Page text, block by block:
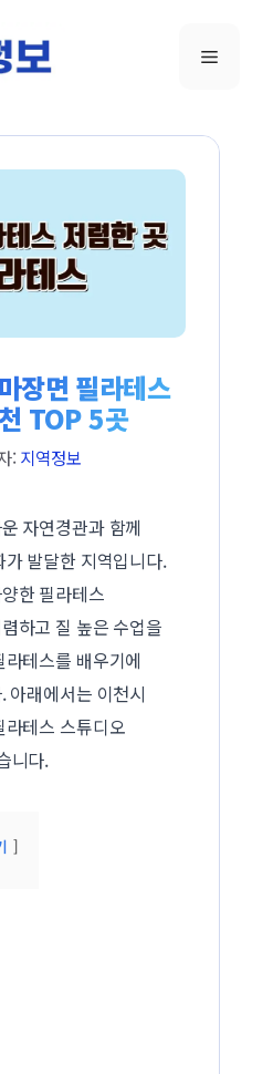
메뉴
장면 필라테스
TOP 5곳
: 지역정보
자연경관과 함께
발달한 지역입니다.
한 필라테스
하고 질 높은 수업을
테스를 배우기에
아래에서는 이천시
테스 스튜디오
니다.